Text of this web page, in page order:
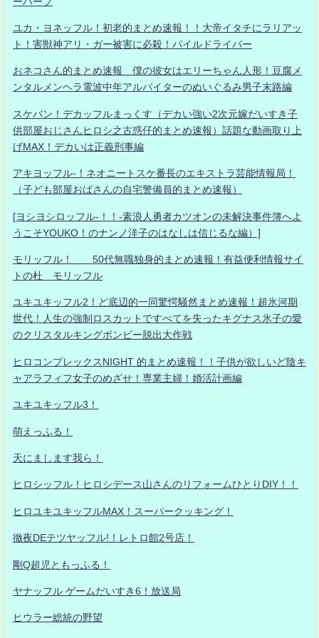
ユカ・ヨネッフル！初老的まとめ速報！！大帝イタチにラリアッ
ト！害獣神アリ・ガー被害に必殺！パイルドライバー
おネコさん的まとめ速報 僕の彼女はエリーちゃん人形！豆腐メ
ンタルメンヘラ電波中年アルバイターのぬいぐるみ男子末路編
スケバン！デカッフルまっくす（デカい強い2次元嫁だいすき子
供部屋おじさんヒロシ之古惑仔的まとめ速報）話題な動画取り上
げMAX！デカいは正義刑事編
アキヨッフル-！ネオニートスケ番長のエキストラ芸能情報局！
（子ども部屋おばさんの自宅警備員的まとめ速報）
[ヨシヨシロッフル-！！-素浪人勇者カツオンの未解決事件簿へよ
うこそYOUKO！のナンノ洋子のはなしは信じるな編）]
モリッフル！ 50代無職独身的まとめ速報！有益便利情報サイ
トの杜 モリッフル
ユキユキッフル2！ど底辺的一同驚愕騒然まとめ速報！超氷河期
世代！人生の強制ロスカットですべてを失ったキグナス氷子の愛
のクリスタルキングボンビー脱出大作戦
ヒロコンプレックスNIGHT 的まとめ速報！！子供が欲しいど陰キ
ャアラフィフ女子のめざせ！専業主婦！婚活計画編
ユキユキッフル3！
萌えっふる！
天にまします我ら！
ヒロシッフル！ヒロシデース山さんのリフォームひとりDIY！！
ヒロユキユキッフルMAX！スーパークッキング！
徹夜DEテツヤッフル!！レトロ館2号店！
剛Q超児ともっふる！
ヤナッフル ゲームだいすき6！放送局
ヒウラー総統の野望